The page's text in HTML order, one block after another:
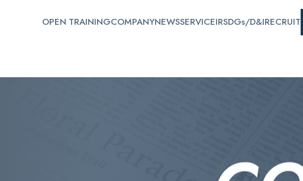
OPEN TRAININGCOMPANYNEWSSERVICEIRSDGs/D&IRECRUIT